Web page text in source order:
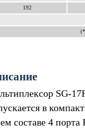
192
SG-
в
составе 4